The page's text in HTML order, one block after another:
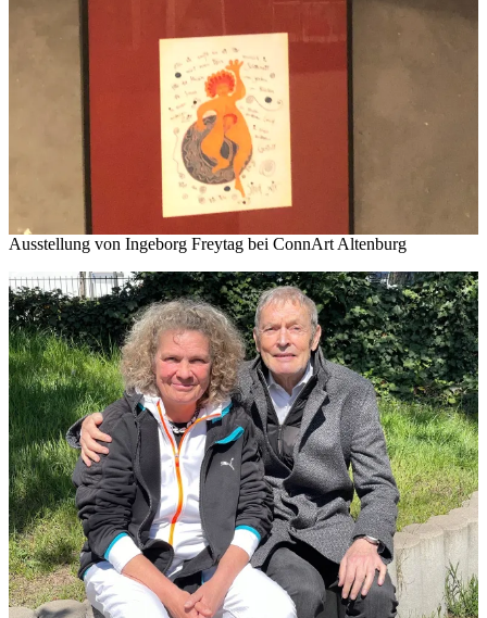
Ausstellung von Ingeborg Freytag bei ConnArt Altenburg